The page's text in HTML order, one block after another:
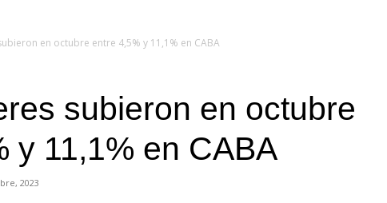
en octubre entre 4,5% y 11,1% en CABA
subieron en octubre
y 11,1% en CABA
2023